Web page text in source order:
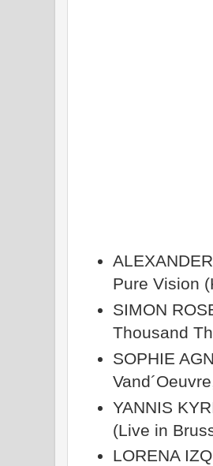
Pure Vision
SIMON
Thousand
SOPHIE
YANNIS
(Live in
LORENA